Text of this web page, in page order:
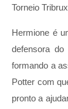
Torneio
Hermione é
defensora
formando a
Potter com
pronto a